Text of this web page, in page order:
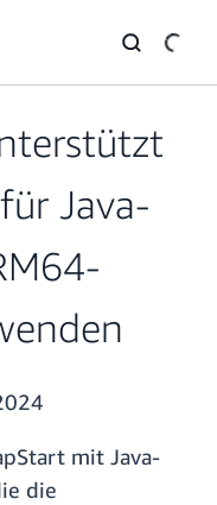
Java-
mit Java-
die